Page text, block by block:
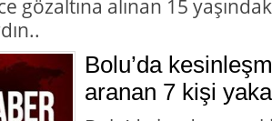
gözaltına alınan 15
Bolu’da
aranan 7 kişi